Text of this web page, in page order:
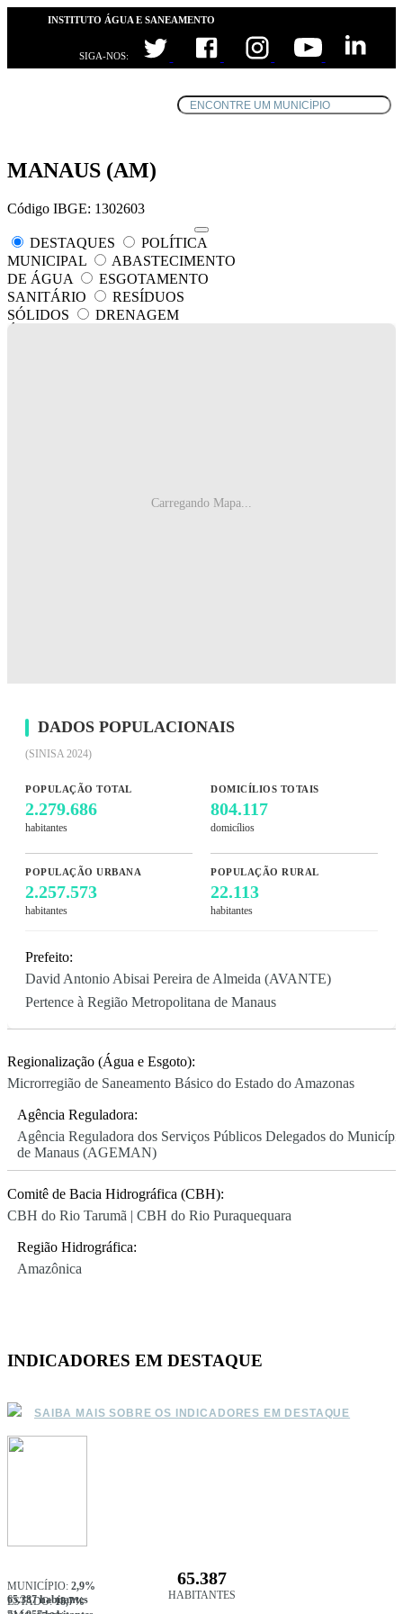
INSTITUTO ÁGUA E SANEAMENTO
SIGA-NOS:
MANAUS (AM)
Código IBGE: 1302603
DESTAQUES
POLÍTICA
MUNICIPAL
ABASTECIMENTO
DE ÁGUA
ESGOTAMENTO
SANITÁRIO
RESÍDUOS
SÓLIDOS
DRENAGEM
Carregando Mapa...
DADOS POPULACIONAIS
(SINISA 2024)
POPULAÇÃO TOTAL
2.279.686
habitantes
DOMICÍLIOS TOTAIS
804.117
domicílios
POPULAÇÃO URBANA
2.257.573
habitantes
POPULAÇÃO RURAL
22.113
habitantes
Prefeito:
David Antonio Abisai Pereira de Almeida (AVANTE)
Pertence à Região Metropolitana de Manaus
Regionalização (Água e Esgoto):
Microrregião de Saneamento Básico do Estado do Amazonas
Agência Reguladora:
Agência Reguladora dos Serviços Públicos Delegados do
de Manaus (AGEMAN)
Comitê de Bacia Hidrográfica (CBH):
CBH do Rio Tarumã | CBH do Rio Puraquequara
Região Hidrográfica:
Amazônica
INDICADORES EM DESTAQUE
SAIBA MAIS SOBRE OS INDICADORES EM DESTAQUE
65.387
HABITANTES
MUNICÍPIO: 2,9%
65.387 habitantes
ESTADO:18,7%